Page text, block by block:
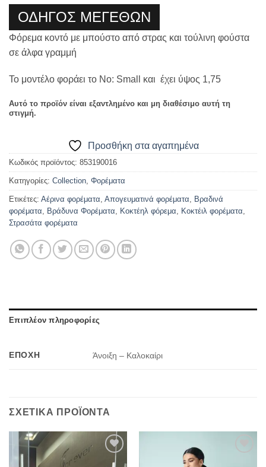
ΟΔΗΓΟΣ ΜΕΓΕΘΩΝ
Φόρεμα κοντό με μπούστο από στρας και τούλινη φούστα
σε άλφα γραμμή
Το μοντέλο φοράει το Νο: Small και έχει ύψος 1,75
Αυτό το προϊόν είναι εξαντλημένο και μη διαθέσιμο αυτή τη
στιγμή.
Προσθήκη στα αγαπημένα
Κωδικός προϊόντος: 853190016
Κατηγορίες: Collection Φορέματα
Ετικέτες: Αέρινα φορέματα Απογευματινά φορέματα
Βραδινά
φορέματα
Βράδυνα Φορέματα Κοκτέηλ φόρεμα Κοκτέιλ φορέματα
Στρασάτα φορέματα
Επιπλέον πληροφορίες
ΕΠΟΧΉ Άνοιξη – Καλοκαίρι
ΣΧΕΤΙΚΆ ΠΡΟΪΌΝΤΑ
Προσθήκη